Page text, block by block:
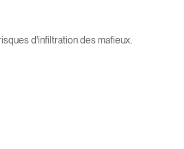
d'infiltration des mafieux.